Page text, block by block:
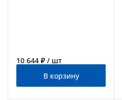
10 644 ₽ / шт
В корзину